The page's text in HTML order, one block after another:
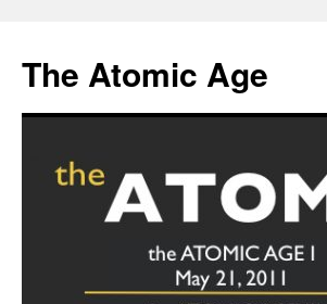
content
The Atomic Age